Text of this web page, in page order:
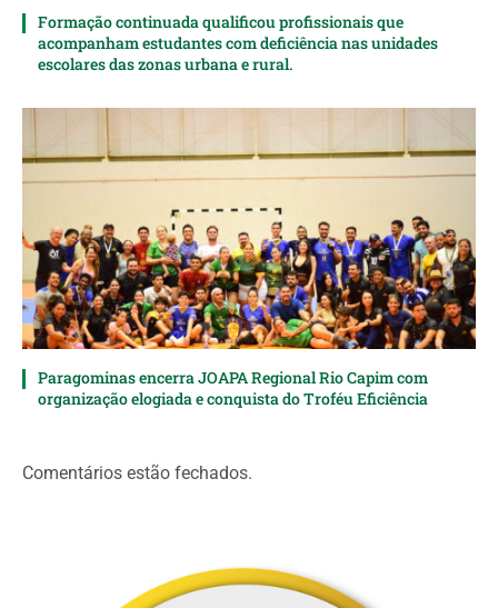
Formação continuada qualificou profissionais que
acompanham estudantes com deficiência nas unidades
escolares das zonas urbana e rural.
Paragominas encerra JOAPA Regional Rio Capim com
organização elogiada e conquista do Troféu Eficiência
Comentários estão fechados.